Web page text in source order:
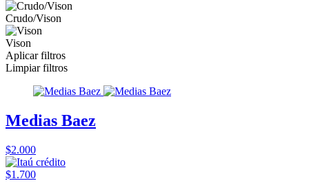
Crudo/Vison
Vison
Aplicar filtros
Limpiar filtros
Medias Baez
$2.000
$1.700